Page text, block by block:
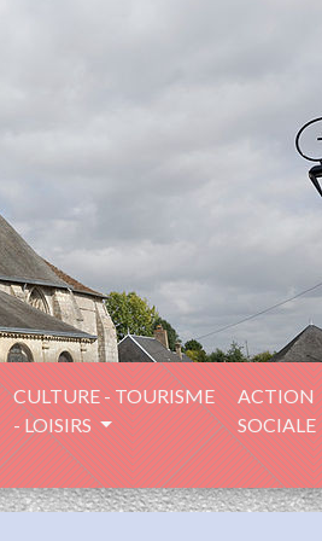
CULTURE - TOURISME
- LOISIRS
ACTION
SOCIALE